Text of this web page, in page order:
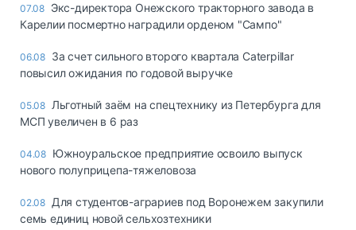
07.08 Экс-директора Онежского тракторного завода в
Карелии посмертно наградили орденом "Сампо"
06.08 За счет сильного второго квартала Caterpillar
повысил ожидания по годовой выручке
05.08 Льготный заём на спецтехнику из Петербурга для
МСП увеличен в 6 раз
04.08 Южноуральское предприятие освоило выпуск
нового полуприцепа-тяжеловоза
02.08 Для студентов-аграриев под Воронежем закупили
семь единиц новой сельхозтехники